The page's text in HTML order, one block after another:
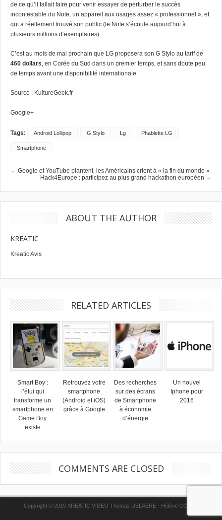
de ce qu’il fallait faire pour venir essayer de perturber le succès
incontestable du Note, un appareil aux usages assez « professionnel », et
qui a réellement trouvé son public (le Note s’écoule aujourd’hui à
plusieurs millions d’exemplaires).
C’est au mois de mai prochain que LG proposera son G Stylo au tarif de
460 dollars, en Corée du Sud dans un premier temps, et sans doute peu
de temps avant une disponibilité internationale.
Source : KultureGeek.fr
Google+
Tags: Android Lollipop G Stylo Lg Phablette LG
Smartphone
← Google et YouTube plantent, les Américains crient à « la fin du monde »
Hack4Europe : participez au plus grand hackathon européen →
ABOUT THE AUTHOR
KREATIC
Kreatic Avis
RELATED ARTICLES
Smart Boy :
l’étui qui
transforme un
smartphone en
Game Boy
existe
Retrouvez votre
smartphone
(Android et iOS)
grâce à Google
Des recherches
sur des écrans
de Smartphone
à économie
d’énergie
Un nouvel
Iphone pour
2016
COMMENTS ARE CLOSED
Copyright © 2019 KREATIC VIDEO Thomas DELAERE - Hélène COPPE